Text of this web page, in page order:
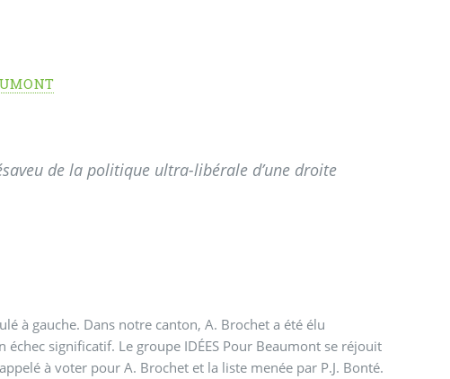
de la politique ultra-libérale d’une droite
à gauche. Dans notre canton, A. Brochet a été élu
significatif. Le groupe IDÉES Pour Beaumont se réjouit
à voter pour A. Brochet et la liste menée par P.J. Bonté.